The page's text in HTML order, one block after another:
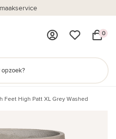
0
Feet High Patt XL Grey Washed